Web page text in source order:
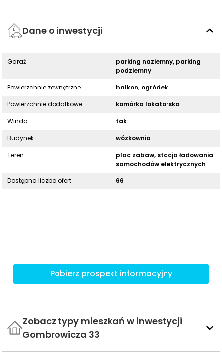
Dane o inwestycji
Garaż
parking naziemny, parking
podziemny
Powierzchnie zewnętrzne
balkon, ogródek
Powierzchnie dodatkowe
komórka lokatorska
Winda
tak
Budynek
wózkownia
Teren
plac zabaw, stacja ładowania
samochodów elektrycznych
Dostępna liczba ofert
66
Pobierz prospekt informacyjny
Zobacz typy mieszkań w inwestycji
Gombrowicza 33